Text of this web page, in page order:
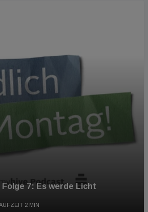
7: Es werde Licht
2 MIN